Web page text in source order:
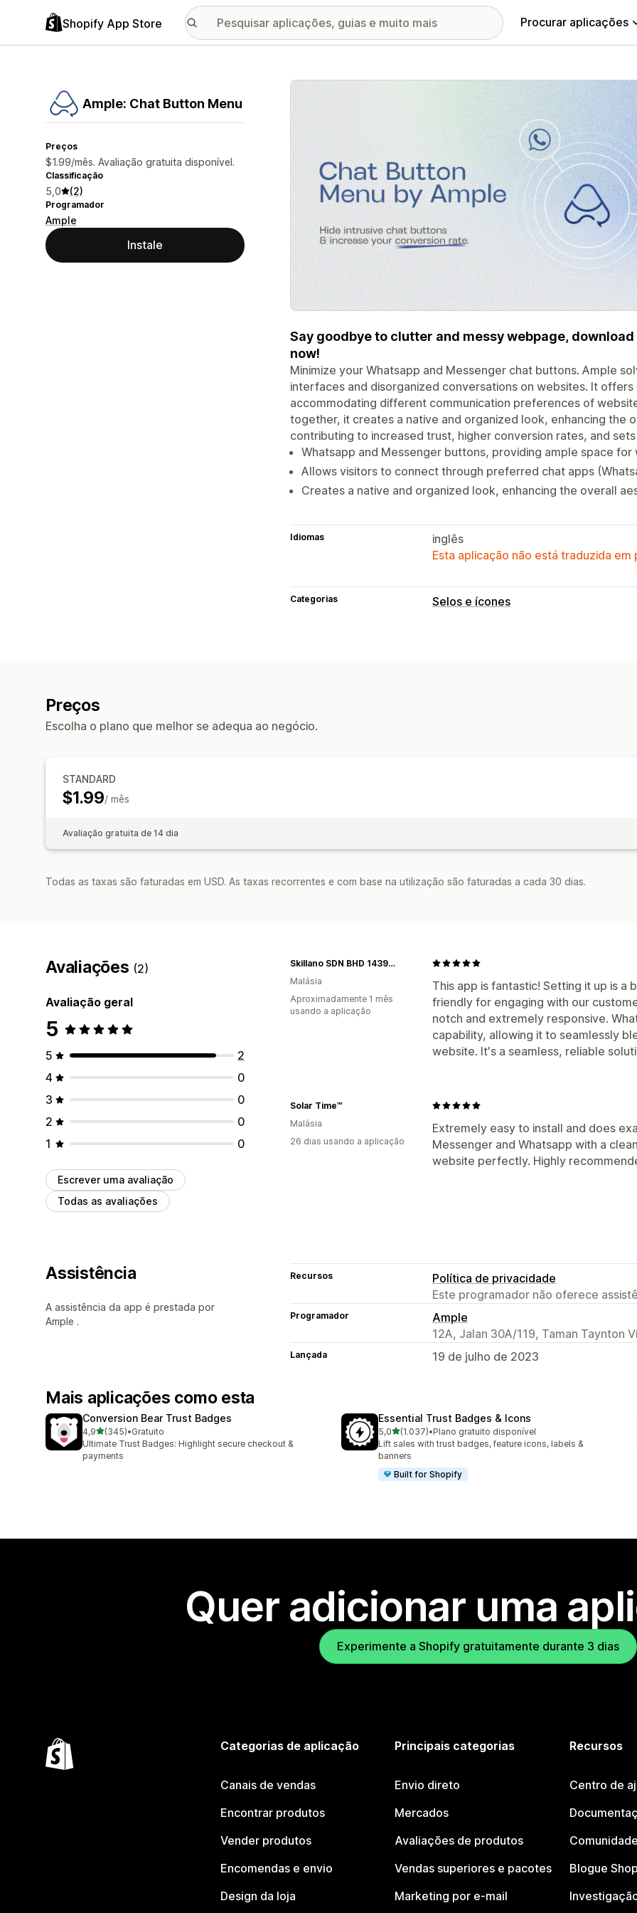
Shopify App Store Procurar aplicações
Ample: Chat Button Menu
Preços
$1.99/mês. Avaliação gratuita disponível.
Classificação
5,0 (2)
Programador
Ample
Instale
Galeria de imagens em destaque
Say goodbye to clutter and messy webpage,
now!
Minimize your Whatsapp and Messenger chat buttons. Ample
interfaces and disorganized conversations on websites. It
accommodating different communication preferences of
together, it creates a native and organized look, enhancing the
contributing to increased trust, higher conversion rates, and
Whatsapp and Messenger buttons, providing ample space for
Allows visitors to connect through preferred chat apps
Creates a native and organized look, enhancing the overall
Idiomas
inglês
Esta aplicação não está traduzida
Categorias Selos e ícones
Preços
Escolha o plano que melhor se adequa ao negócio.
STANDARD
$1.99/ mês
Avaliação gratuita de 14 dia
Todas as taxas são faturadas em USD. As taxas recorrentes e com base na utilização são faturadas a cada 30 dias.
Avaliações (2)
Avaliação geral
5
5
2
4
0
3
0
2
0
1
0
Escrever uma avaliação
Todas as avaliações
This app is fantastic! Setting it up is a
friendly for engaging with our
notch and extremely responsive.
capability, allowing it to seamlessly
website. It's a seamless, reliable
Skillano SDN BHD 1439297-V
Malásia
Aproximadamente 1 mês
usando a aplicação
Extremely easy to install and does
Messenger and Whatsapp with a
website perfectly. Highly
Solar Time™
Malásia
26 dias usando a aplicação
Assistência
A assistência da app é prestada por
Ample .
Recursos
Política de privacidade
Este programador não oferece
Programador
Ample
12A, Jalan 30A/119, Taman Taynton
Lançada 19 de julho de 2023
Mais aplicações como esta
Conversion Bear Trust Badges
4,9de 5 estrelas
(345)
345 total de avaliações
•Gratuito
Ultimate Trust Badges: Highlight secure checkout &
payments
Essential Trust Badges & Icons
5,0de 5 estrelas
(1.037)
1037 total de avaliações
•Plano gratuito disponível
Lift sales with trust badges, feature icons, labels &
banners
Built for Shopify
Quer adicionar uma
Experimente a Shopify gratuitamente durante 3 dias
Categorias de aplicação
Canais de vendas
Encontrar produtos
Vender produtos
Encomendas e envio
Design da loja
Principais categorias
Envio direto
Mercados
Avaliações de produtos
Vendas superiores e pacotes
Marketing por e-mail
Recursos
Centro de
Blogue